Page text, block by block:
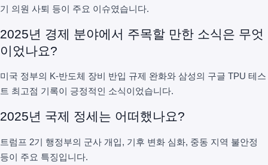
기 의원 사퇴 등이 주요 이슈였습니다.
2025년 경제 분야에서 주목할 만한 소식은 무엇
이었나요?
미국 정부의 K-반도체 장비 반입 규제 완화와 삼성의 구글 TPU 테스
트 최고점 기록이 긍정적인 소식이었습니다.
2025년 국제 정세는 어떠했나요?
트럼프 2기 행정부의 군사 개입, 기후 변화 심화, 중동 지역 불안정
등이 주요 특징입니다.